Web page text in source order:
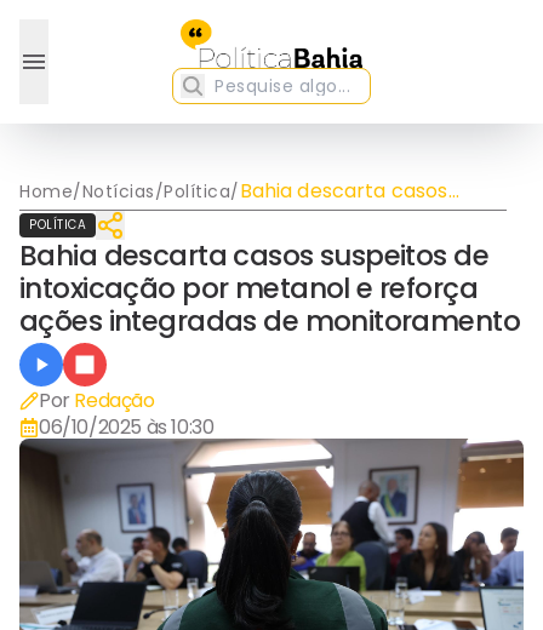
Home/Notícias/Política/Bahia descarta casos
suspeitos de intoxicação
por metanol e reforça
ações integradas de
monitoramento
POLÍTICA
Bahia descarta casos suspeitos de
intoxicação por metanol e reforça
ações integradas de monitoramento
Por Redação
06/10/2025 às 10:30